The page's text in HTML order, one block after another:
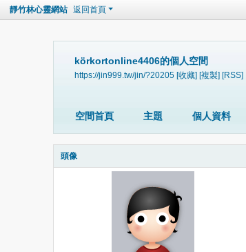
靜竹林心靈網站 返回首頁
körkortonline4406的個人空間
https://jin999.tw/jin/?20205 [收藏] [複製] [RSS]
空間首頁 主題 個人資料
頭像